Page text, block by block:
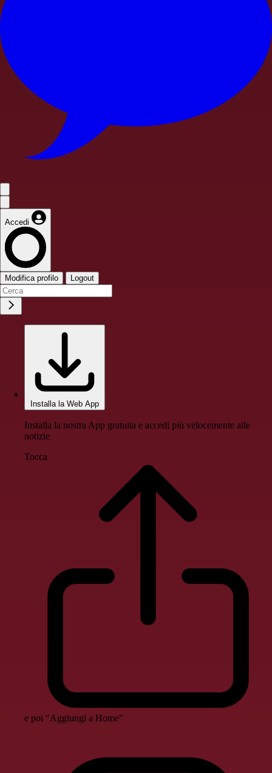
Accedi
Modifica profilo Logout
Installa la Web App
Installa la nostra App gratuita e accedi più velocemente alle
notizie
Tocca
e poi "Aggiungi a Home"